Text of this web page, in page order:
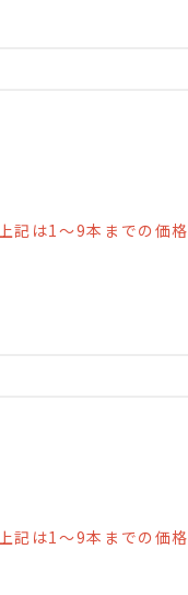
記は1～9本までの価格
記は1～9本までの価格